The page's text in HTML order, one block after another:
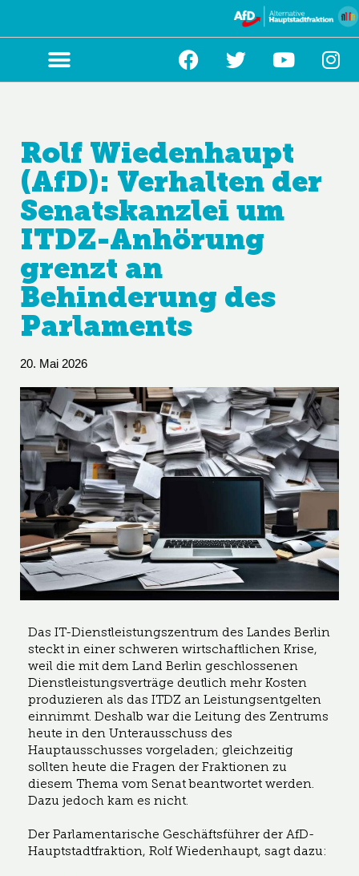
springen
Rolf Wiedenhaupt
(AfD): Verhalten der
Senatskanzlei um
ITDZ-Anhörung
grenzt an
Behinderung des
Parlaments
20. Mai 2026
Das IT-Dienstleistungszentrum des Landes Berlin
steckt in einer schweren wirtschaftlichen Krise,
weil die mit dem Land Berlin geschlossenen
Dienstleistungsverträge deutlich mehr Kosten
produzieren als das ITDZ an Leistungsentgelten
einnimmt. Deshalb war die Leitung des Zentrums
heute in den Unterausschuss des
Hauptausschusses vorgeladen; gleichzeitig
sollten heute die Fragen der Fraktionen zu
diesem Thema vom Senat beantwortet werden.
Dazu jedoch kam es nicht.
Der Parlamentarische Geschäftsführer der AfD-
Hauptstadtfraktion, Rolf Wiedenhaupt, sagt dazu: